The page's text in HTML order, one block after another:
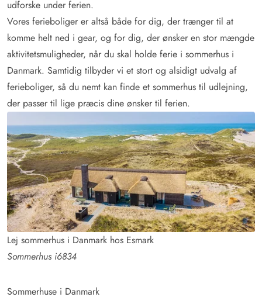
udforske under ferien.
Vores ferieboliger er altså både for dig, der trænger til at
komme helt ned i gear, og for dig, der ønsker en stor mængde
aktivitetsmuligheder, når du skal holde ferie i sommerhus i
Danmark. Samtidig tilbyder vi et stort og alsidigt udvalg af
ferieboliger, så du nemt kan finde et sommerhus til udlejning,
der passer til lige præcis dine ønsker til ferien.
Lej sommerhus i Danmark hos Esmark
Sommerhus i6834
Sommerhuse i Danmark